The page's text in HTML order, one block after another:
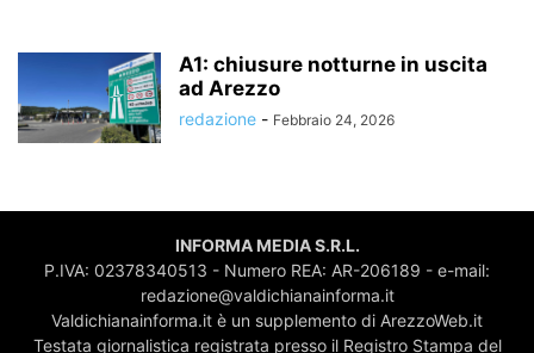
A1: chiusure notturne in uscita
ad Arezzo
redazione - Febbraio 24, 2026
INFORMA MEDIA S.R.L.
P.IVA: 02378340513 - Numero REA: AR-206189 - e-mail:
redazione@valdichianainforma.it
Valdichianainforma.it è un supplemento di ArezzoWeb.it
Testata giornalistica registrata presso il Registro Stampa del